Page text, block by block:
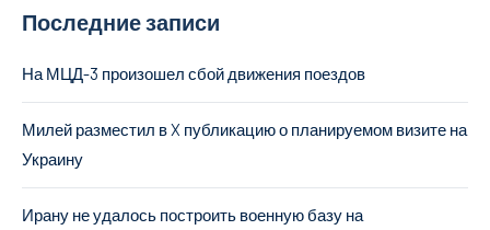
Последние записи
На МЦД-3 произошел сбой движения поездов
Милей разместил в X публикацию о планируемом визите на
Украину
Ирану не удалось построить военную базу на